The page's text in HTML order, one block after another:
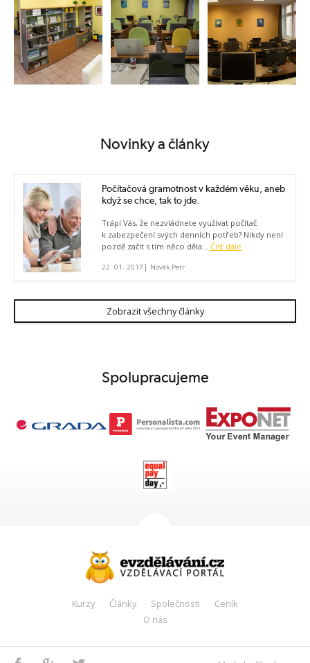
Novinky a články
Počítačová gramotnost v každém věku, aneb
když se chce, tak to jde.
Trápí Vás, že nezvládnete využívat počítač
k zabezpečení svých denních potřeb? Nikdy není
pozdě začít s tím něco děla... Číst dále
22. 01. 2017 | Novák Petr
Zobrazit všechny články
Spolupracujeme
Kurzy Články Společnosti
Ceník
O nás